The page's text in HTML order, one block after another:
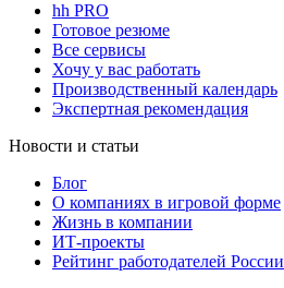
hh PRO
Готовое резюме
Все сервисы
Хочу у вас работать
Производственный календарь
Экспертная рекомендация
Новости и статьи
Блог
О компаниях в игровой форме
Жизнь в компании
ИТ-проекты
Рейтинг работодателей России